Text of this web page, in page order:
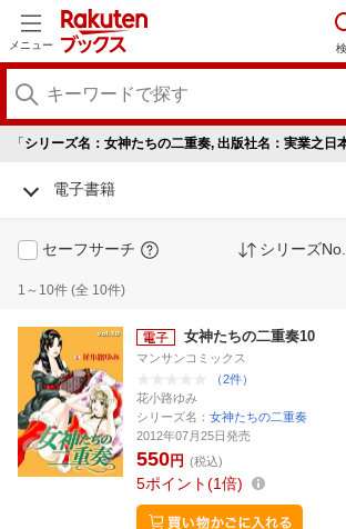
メニュー
「 シリーズ名：女神たちの二重奏, 出版社名：実業之日
電子書籍
セーフサーチ シリーズ
1～10件 (全 10件)
女神たちの二重奏10
マンサンコミックス
（2件）
花小路ゆみ
シリーズ名： 女神たちの二重奏
2012年07月25日発売
550円 (税込)
5ポイント 1倍